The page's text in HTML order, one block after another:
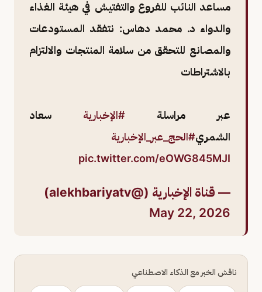
مساعد النائب للفروع والتفتيش في هيئة الغذاء
والدواء د. محمد دهاس: نتفقد المستودعات
والمصانع للتحقق من سلامة المنتجات والالتزام
بالاشتراطات
عبر مراسلة #الإخبارية سعاد
الشمري#الحج_عبر_الإخبارية
pic.twitter.com/eOWG845MJI
— قناة الإخبارية (@alekhbariyatv)
May 22, 2026
ناقش الخبر مع الذكاء الاصطناعي